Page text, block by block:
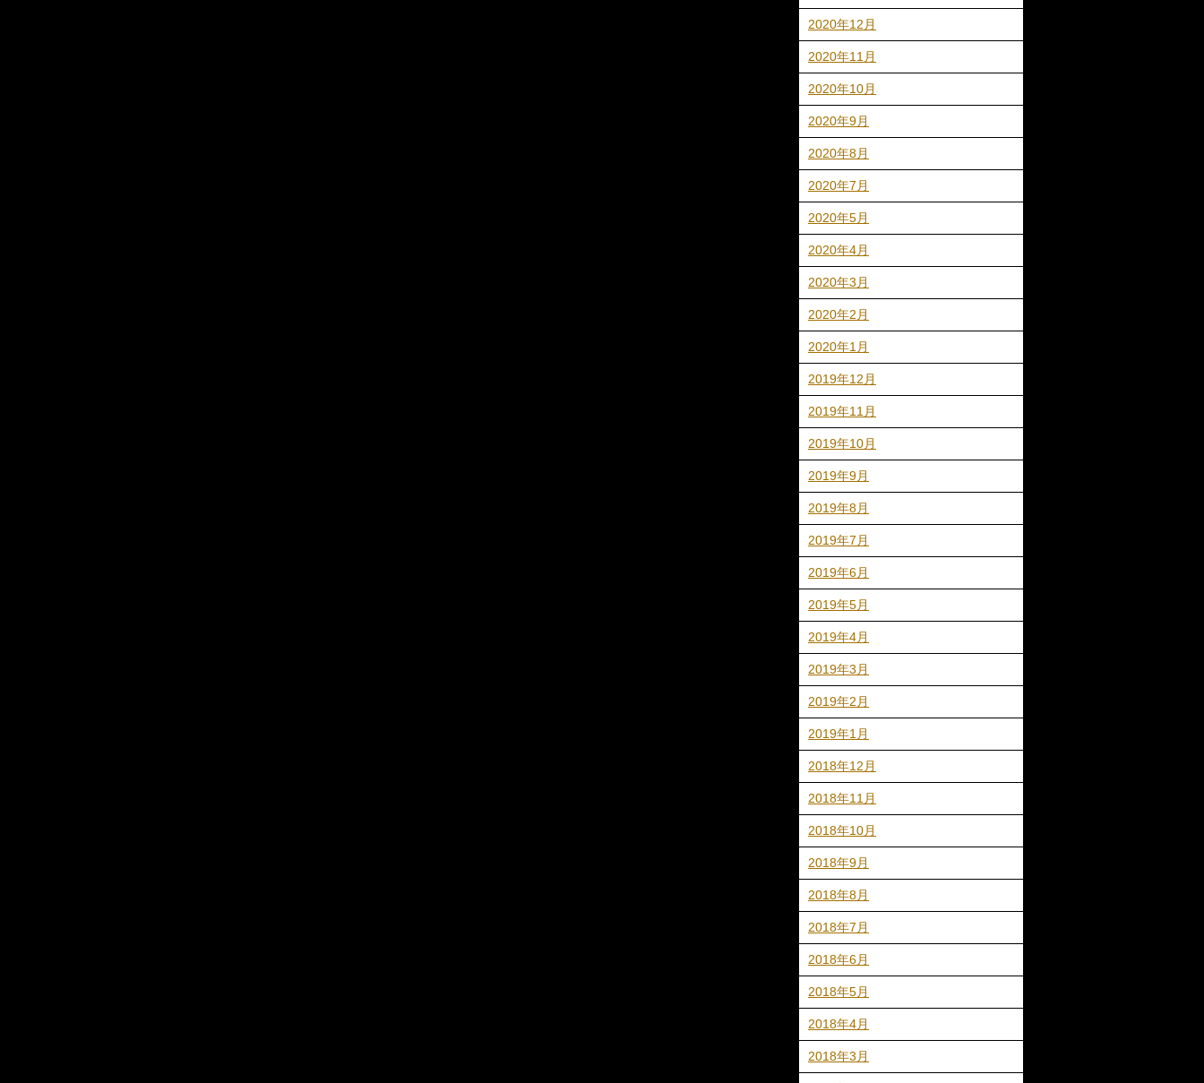
2020年12月
2020年11月
2020年10月
2020年9月
2020年8月
2020年7月
2020年5月
2020年4月
2020年3月
2020年2月
2020年1月
2019年12月
2019年11月
2019年10月
2019年9月
2019年8月
2019年7月
2019年6月
2019年5月
2019年4月
2019年3月
2019年2月
2019年1月
2018年12月
2018年11月
2018年10月
2018年9月
2018年8月
2018年7月
2018年6月
2018年5月
2018年4月
2018年3月